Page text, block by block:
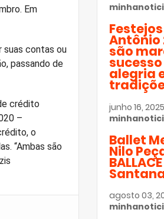
Em
suas contas ou
passando de
crédito
–
o
“Ambas são
Antônio
são
alegria
junho 16, 2025
Ballet
Nilo
agosto 03,